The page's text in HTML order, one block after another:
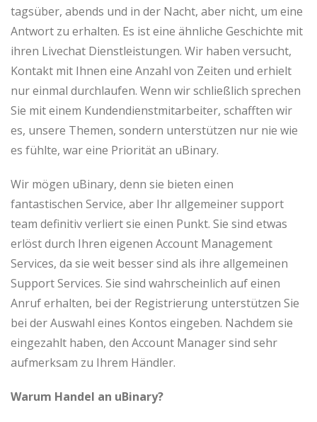
tagsüber, abends und in der Nacht, aber nicht, um eine
Antwort zu erhalten. Es ist eine ähnliche Geschichte mit
ihren Livechat Dienstleistungen. Wir haben versucht,
Kontakt mit Ihnen eine Anzahl von Zeiten und erhielt
nur einmal durchlaufen. Wenn wir schließlich sprechen
Sie mit einem Kundendienstmitarbeiter, schafften wir
es, unsere Themen, sondern unterstützen nur nie wie
es fühlte, war eine Priorität an uBinary.
Wir mögen uBinary, denn sie bieten einen
fantastischen Service, aber Ihr allgemeiner support
team definitiv verliert sie einen Punkt. Sie sind etwas
erlöst durch Ihren eigenen Account Management
Services, da sie weit besser sind als ihre allgemeinen
Support Services. Sie sind wahrscheinlich auf einen
Anruf erhalten, bei der Registrierung unterstützen Sie
bei der Auswahl eines Kontos eingeben. Nachdem sie
eingezahlt haben, den Account Manager sind sehr
aufmerksam zu Ihrem Händler.
Warum Handel an uBinary?